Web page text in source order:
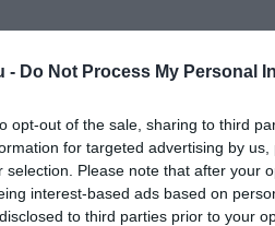
- Do Not Process My Personal
opt-out of the sale, sharing to third
for targeted advertising by
selection. Please note that after your
interest-based ads based on
to third parties prior to your